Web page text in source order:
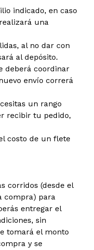
indicado, en caso
una
al no dar con
al depósito.
deberá coordinar
envío correrá
un rango
recibir tu pedido,
costo de un flete
corridos (desde el
compra) para
entregar el
sin
tomará el monto
y se